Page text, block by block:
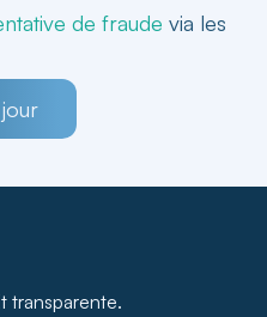
de fraude via les
transparente.